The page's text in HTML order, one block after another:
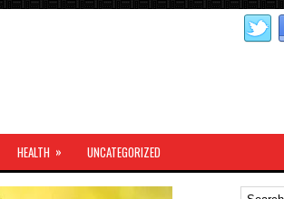
HEALTH » UNCATEGORIZED